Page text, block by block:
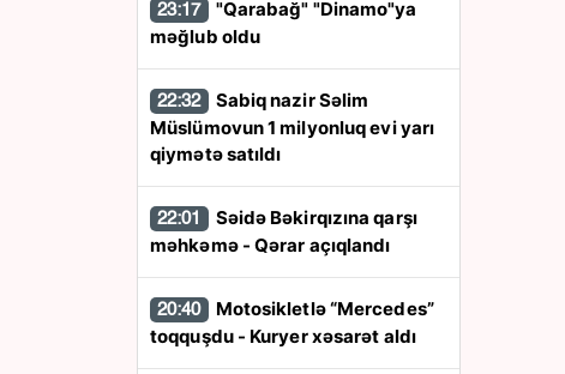
23:17
məğlub oldu
22:32
Müslümovun 1 milyonluq evi yarı
qiymətə satıldı
22:01
məhkəmə - Qərar açıqlandı
20:40
toqquşdu - Kuryer xəsarət aldı